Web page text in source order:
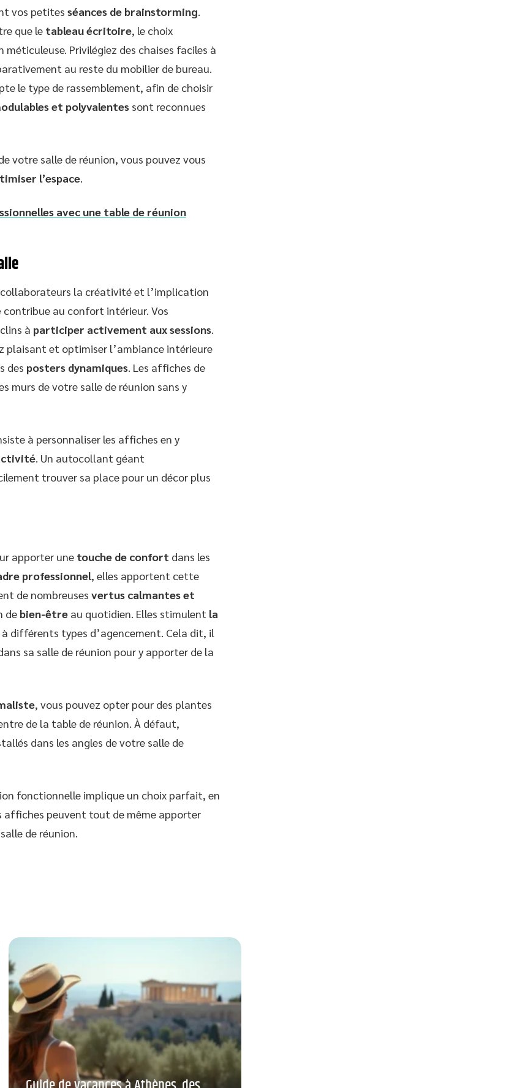
vos petites séances de brainstorming.
que le tableau écritoire, le choix
Privilégiez des chaises faciles à
au reste du mobilier de bureau.
le type de rassemblement, afin de choisir
et polyvalentes sont reconnues
votre salle de réunion, vous pouvez vous
l’espace.
avec une table de réunion
collaborateurs la créativité et l’implication
contribue au confort intérieur. Vos
à participer activement aux sessions.
plaisant et optimiser l’ambiance intérieure
des posters dynamiques. Les affiches de
murs de votre salle de réunion sans y
à personnaliser les affiches en y
. Un autocollant géant
trouver sa place pour un décor plus
apporter une touche de confort dans les
professionnel, elles apportent cette
de nombreuses vertus calmantes et
de bien-être au quotidien. Elles stimulent la
différents types d’agencement. Cela dit, il
sa salle de réunion pour y apporter de la
, vous pouvez opter pour des plantes
de la table de réunion. À défaut,
dans les angles de votre salle de
fonctionnelle implique un choix parfait, en
affiches peuvent tout de même apporter
de réunion.